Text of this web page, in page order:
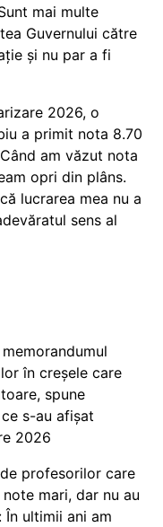
mai multe
Guvernului către
și nu par a fi
2026, o
a primit nota 8.70
am văzut nota
opri din plâns.
lucrarea mea nu a
sens al
în creșele care
spune
s-au afișat
2026
profesorilor care
mari, dar nu au
ultimii ani am